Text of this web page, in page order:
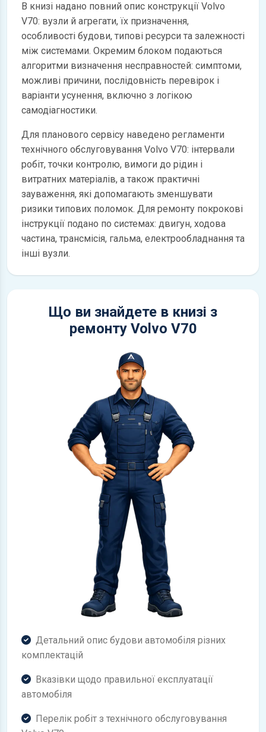
В книзі надано повний опис конструкції Volvo
V70: вузли й агрегати, їх призначення,
особливості будови, типові ресурси та залежності
між системами. Окремим блоком подаються
алгоритми визначення несправностей: симптоми,
можливі причини, послідовність перевірок і
варіанти усунення, включно з логікою
самодіагностики.
Для планового сервісу наведено регламенти
технічного обслуговування Volvo V70: інтервали
робіт, точки контролю, вимоги до рідин і
витратних матеріалів, а також практичні
зауваження, які допомагають зменшувати
ризики типових поломок. Для ремонту покрокові
інструкції подано по системах: двигун, ходова
частина, трансмісія, гальма, електрообладнання та
інші вузли.
Що ви знайдете в книзі з
ремонту Volvo V70
Детальний опис будови автомобіля різних
комплектацій
Вказівки щодо правильної експлуатації
автомобіля
Перелік робіт з технічного обслуговування